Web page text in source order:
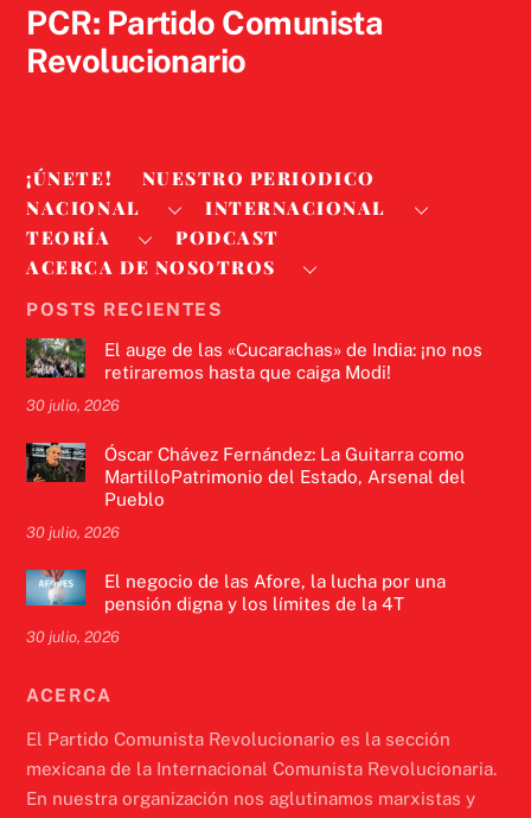
PCR: Partido Comunista
Revolucionario
¡ÚNETE!
NUESTRO PERIODICO
NACIONAL
INTERNACIONAL
TEORÍA
PODCAST
ACERCA DE NOSOTROS
POSTS RECIENTES
El auge de las «Cucarachas» de India: ¡no nos
retiraremos hasta que caiga Modi!
30 julio, 2026
Óscar Chávez Fernández: La Guitarra como
MartilloPatrimonio del Estado, Arsenal del
Pueblo
30 julio, 2026
El negocio de las Afore, la lucha por una
pensión digna y los límites de la 4T
30 julio, 2026
ACERCA
El Partido Comunista Revolucionario es la sección
mexicana de la Internacional Comunista Revolucionaria.
En nuestra organización nos aglutinamos marxistas y